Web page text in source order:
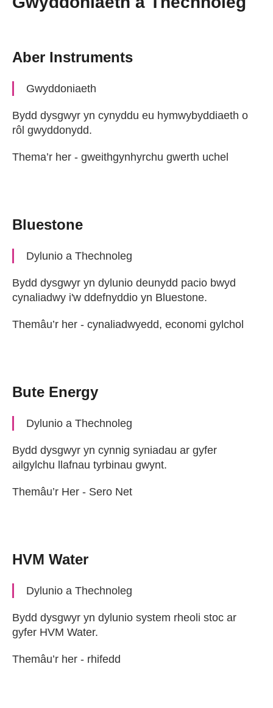
Aber Instruments
Gwyddoniaeth
Bydd dysgwyr yn cynyddu eu hymwybyddiaeth o
rôl gwyddonydd.
Thema’r her - gweithgynhyrchu gwerth uchel
Bluestone
Dylunio a Thechnoleg
Bydd dysgwyr yn dylunio deunydd pacio bwyd
cynaliadwy i'w ddefnyddio yn Bluestone.
Themâu’r her - cynaliadwyedd, economi gylchol
Bute Energy
Dylunio a Thechnoleg
Bydd dysgwyr yn cynnig syniadau ar gyfer
ailgylchu llafnau tyrbinau gwynt.
Themâu’r Her - Sero Net
HVM Water
Dylunio a Thechnoleg
Bydd dysgwyr yn dylunio system rheoli stoc ar
gyfer HVM Water.
Themâu’r her - rhifedd